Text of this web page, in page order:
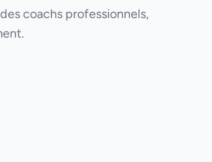
coachs professionnels,